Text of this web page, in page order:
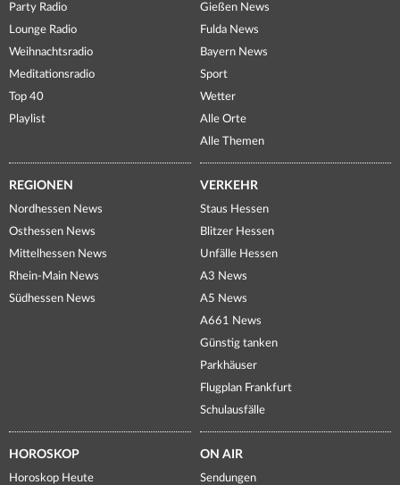
Party Radio
Lounge Radio
Weihnachtsradio
Meditationsradio
Top 40
Playlist
Gießen News
Fulda News
Bayern News
Sport
Wetter
Alle Orte
Alle Themen
REGIONEN
Nordhessen News
Osthessen News
Mittelhessen News
Rhein-Main News
Südhessen News
VERKEHR
Staus Hessen
Blitzer Hessen
Unfälle Hessen
A3 News
A5 News
A661 News
Günstig tanken
Parkhäuser
Flugplan Frankfurt
Schulausfälle
HOROSKOP
Horoskop Heute
ON AIR
Sendungen